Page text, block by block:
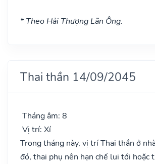
* Theo Hải Thượng Lãn Ông.
Thai thần 14/09/2045
Tháng âm: 8
Vị trí: Xí
Trong tháng này, vị trí Thai thần ở
đó, thai phụ nên hạn chế lui tới hoặc